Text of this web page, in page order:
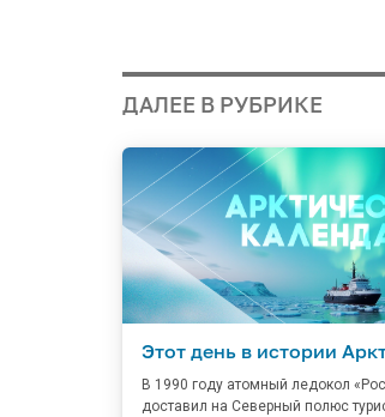
ДАЛЕЕ В РУБРИКЕ
Этот день в истории
В 1990 году атомный ледокол
доставил на Северный полюс